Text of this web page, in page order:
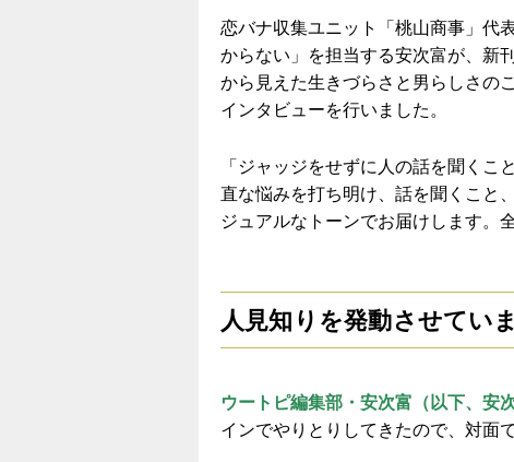
恋バナ収集ユニット「桃山商事」代
からない」を担当する安次富が、新
から見えた生きづらさと男らしさの
インタビューを行いました。
「ジャッジをせずに人の話を聞く
直な悩みを打ち明け、話を聞くこと
ジュアルなトーンでお届けします。
人見知りを発動させてい
ウートピ編集部・安次富（以下、安
インでやりとりしてきたので、対面